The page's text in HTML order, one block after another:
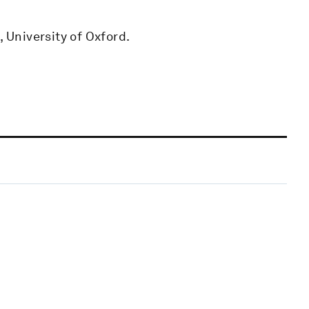
University of Oxford.